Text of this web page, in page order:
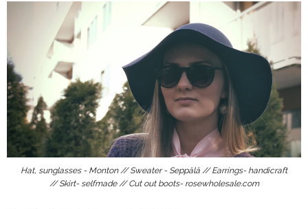
Hat, sunglasses - Monton // Sweater - Seppälä // Earrings- handicraft
// Skirt- selfmade // Cut out boots- rosewholesale.com